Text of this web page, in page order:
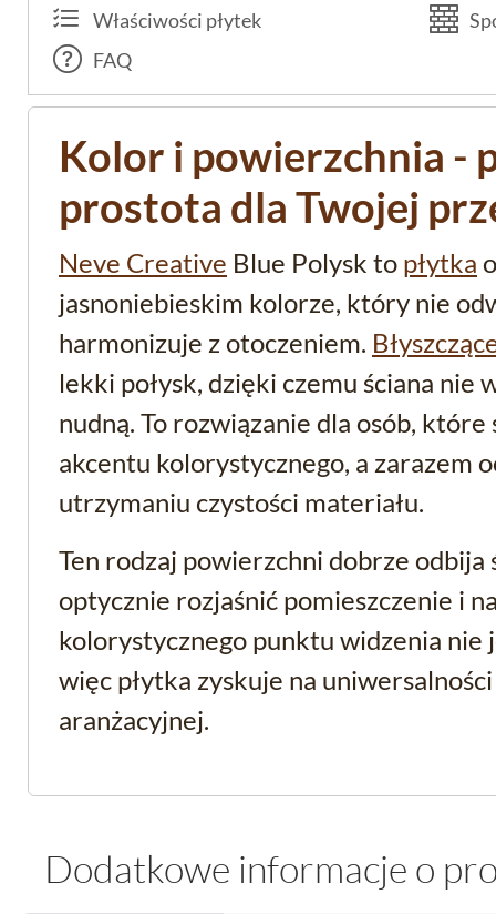
Właściwości płytek
FAQ
Kolor i powierzchnia -
prostota dla Twojej
Neve Creative Blue Polysk to płytka
jasnoniebieskim kolorze, który nie
harmonizuje z otoczeniem.
lekki połysk, dzięki czemu ściana nie
nudną. To rozwiązanie dla osób,
akcentu kolorystycznego, a zarazem
utrzymaniu czystości materiału.
Ten rodzaj powierzchni dobrze odbija
optycznie rozjaśnić pomieszczenie i
kolorystycznego punktu widzenia nie
więc płytka zyskuje na
aranżacyjnej.
Rozmiar i
do łazienki i kuchni
Wymiary 9,8x19,8 cm sprawiają, że
Dodatkowe informacje o